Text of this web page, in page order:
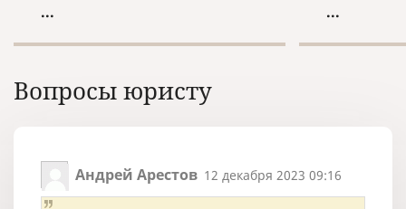
преследования и прекращения
...
дубликата
...
Вопросы юристу
Андрей Арестов 12 декабря 2023 09:16